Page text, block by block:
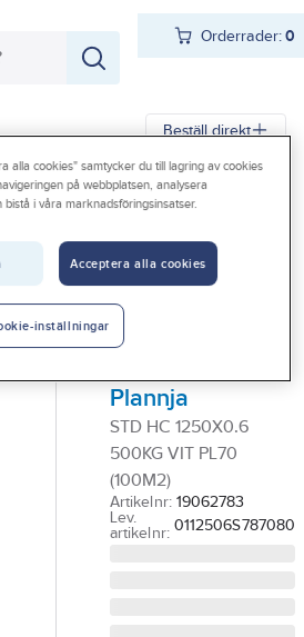
Orderrader:0
Beställ direkt
Lackerad plåt Planplåt
Planplåt Stål
STD Hard Coat
1250x0.6
Plannja
STD HC 1250X0.6
500KG VIT PL70
(100M2)
Artikelnr: 19062783
Lev.
artikelnr: 0112506S787080
alla cookies" samtycker du till lagring av cookies
på webbplatsen, analysera
i våra marknadsföringsinsatser.
Acceptera alla cookies
inställningar